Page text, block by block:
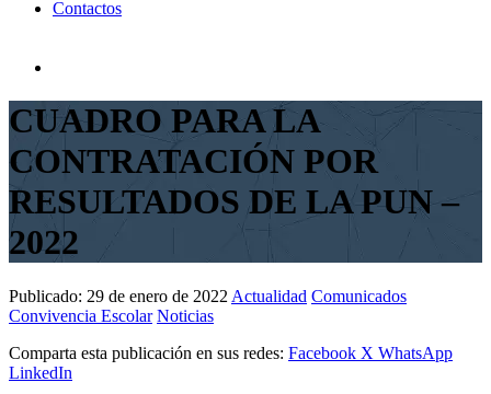
Contactos
CUADRO PARA LA
CONTRATACIÓN POR
RESULTADOS DE LA PUN –
2022
Publicado: 29 de enero de 2022 Actualidad Comunicados
Convivencia Escolar Noticias
Comparta esta publicación en sus redes: Facebook X WhatsApp
LinkedIn